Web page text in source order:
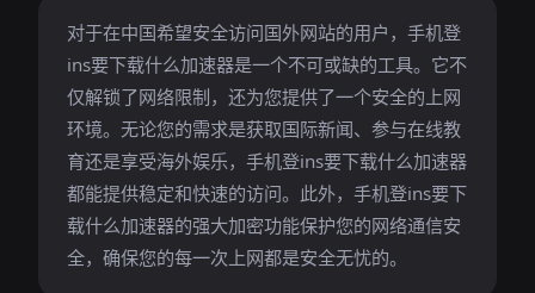
对于在中国希望安全访问国外网站的用户，手机登
ins要下载什么加速器是一个不可或缺的工具。它不
仅解锁了网络限制，还为您提供了一个安全的上网
环境。无论您的需求是获取国际新闻、参与在线教
育还是享受海外娱乐，手机登ins要下载什么加速器
都能提供稳定和快速的访问。此外，手机登ins要下
载什么加速器的强大加密功能保护您的网络通信安
全，确保您的每一次上网都是安全无忧的。